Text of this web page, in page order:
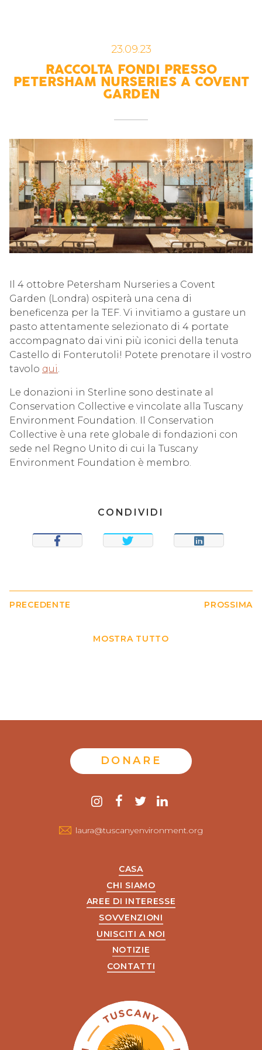
RACCOLTA FONDI PRESSO
PETERSHAM NURSERIES A COVENT
GARDEN
23.09.23
Il 4 ottobre Petersham Nurseries a Covent
Garden (Londra) ospiterà una cena di
beneficenza per la TEF. Vi invitiamo a gustare un
pasto attentamente selezionato di 4 portate
accompagnato dai vini più iconici della tenuta
Castello di Fonterutoli! Potete prenotare il vostro
tavolo qui.
Le donazioni in Sterline sono destinate al
Conservation Collective e vincolate alla Tuscany
Environment Foundation. Il Conservation
Collective è una rete globale di fondazioni con
sede nel Regno Unito di cui la Tuscany
Environment Foundation è membro.
CONDIVIDI
CONDIVIDI TWEET CONDIVIDI
PRECEDENTE
MOSTRA TUTTO
PROSSIMA
DONARE
instagram
Facebook
twitter
laura@tuscanyenvironment.org
CASA
CHI SIAMO
AREE DI INTERESSE
SOVVENZIONI
UNISCITI A NOI
NOTIZIE
CONTATTI